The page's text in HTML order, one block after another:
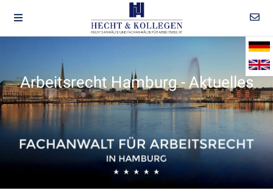
Arbeitsrecht Hamburg - Aktuelles